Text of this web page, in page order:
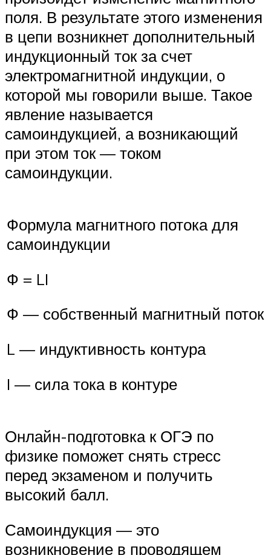
поля. В результате этого изменения
в цепи возникнет дополнительный
индукционный ток за счет
электромагнитной индукции, о
которой мы говорили выше. Такое
явление называется
самоиндукцией, а возникающий
при этом ток — током
самоиндукции.
Формула магнитного потока для
самоиндукции
Ф = LI
Ф — собственный магнитный поток
L — индуктивность контура
I — сила тока в контуре
Онлайн-подготовка к ОГЭ по
физике поможет снять стресс
перед экзаменом и получить
высокий балл.
Самоиндукция — это
возникновение в проводящем